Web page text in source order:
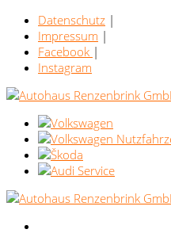
Datenschutz |
Impressum |
Facebook |
Instagram